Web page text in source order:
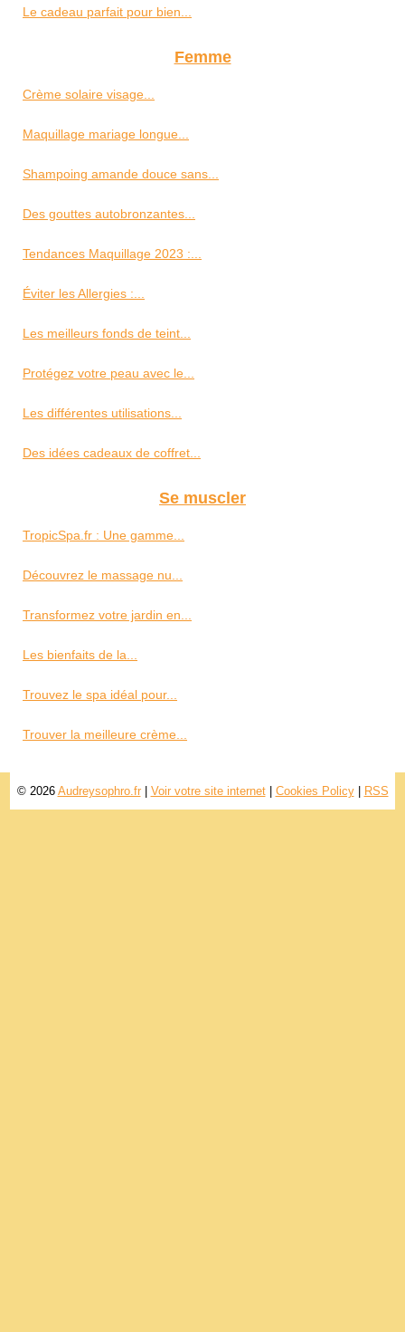
Le cadeau parfait pour bien...
Femme
Crème solaire visage...
Maquillage mariage longue...
Shampoing amande douce sans...
Des gouttes autobronzantes...
Tendances Maquillage 2023 :...
Éviter les Allergies :...
Les meilleurs fonds de teint...
Protégez votre peau avec le...
Les différentes utilisations...
Des idées cadeaux de coffret...
Se muscler
TropicSpa.fr : Une gamme...
Découvrez le massage nu...
Transformez votre jardin en...
Les bienfaits de la...
Trouvez le spa idéal pour...
Trouver la meilleure crème...
© 2026 Audreysophro.fr| Voir votre site internet| Cookies Policy| RSS